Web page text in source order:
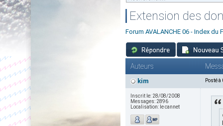
Extension des
Forum AVALANCHE 06 - Index du
Auteurs
kim Posté
Inscrit le: 28/08/2008
Messages: 2896
Localisation: le cannet